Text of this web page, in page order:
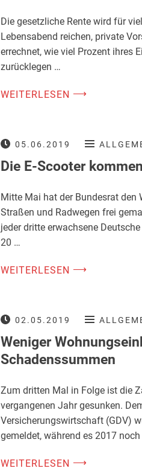
Die gesetzliche Rente wird für
Lebensabend reichen, private
errechnet, wie viel Prozent ihres
zurücklegen …
WEITERLESEN ⟶
05.06.2019
Die E-Scooter
Mitte Mai hat der Bundesrat den
Straßen und Radwegen frei
jeder dritte erwachsene
20 …
WEITERLESEN ⟶
02.05.2019
Weniger
Schadenssummen
Zum dritten Mal in Folge ist die
vergangenen Jahr gesunken.
Versicherungswirtschaft (GDV)
gemeldet, während es 2017
WEITERLESEN ⟶